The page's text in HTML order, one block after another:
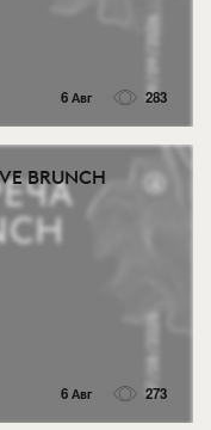
6 Авг 283
BRUNCH
6 Авг 273